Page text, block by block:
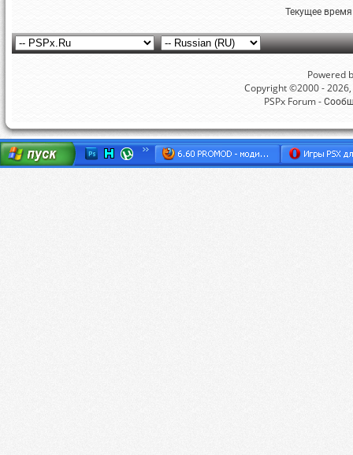
Текущее
Powered
Copyright ©2000 -
PSPx Forum -